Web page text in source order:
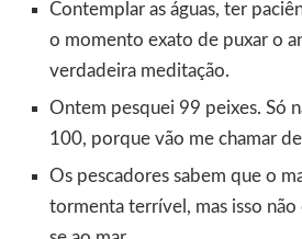
Contemplar as águas, ter
o momento exato de puxar o
verdadeira meditação.
Ontem pesquei 99 peixes. Só
100, porque vão me chamar
Os pescadores sabem que o
tormenta terrível, mas isso